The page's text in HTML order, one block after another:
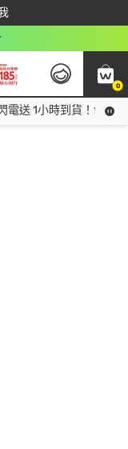
0
電送 1小時到貨！領神